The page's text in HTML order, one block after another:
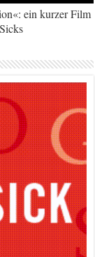
ein kurzer Film